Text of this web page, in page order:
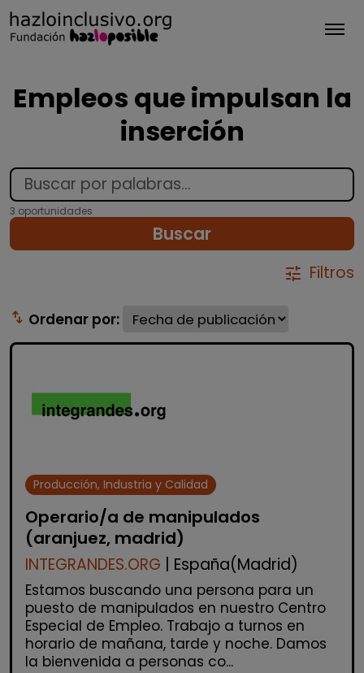
Empleos que impulsan la
inserción
3 oportunidades
Buscar
tune Filtros
swap_vert Ordenar por:
Producción, Industria y Calidad
Operario/a de manipulados
(aranjuez, madrid)
INTEGRANDES.ORG | España(Madrid)
Estamos buscando una persona para un
puesto de manipulados en nuestro Centro
Especial de Empleo. Trabajo a turnos en
horario de mañana, tarde y noche. Damos
la bienvenida a personas co...